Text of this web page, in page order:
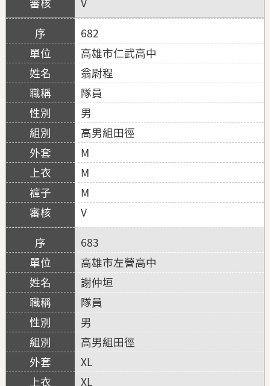
682
高雄市仁武高中
翁尉程
隊員
男
高男組田徑
M
M
M
V
683
高雄市左營高中
謝仲垣
隊員
男
高男組田徑
XL
XL